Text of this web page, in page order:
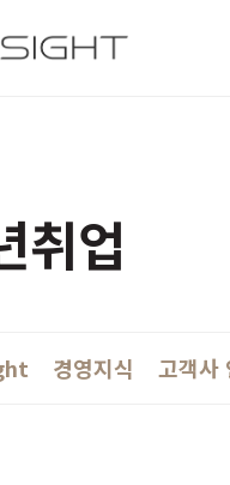
티피아이
취업
경영지식 고객사